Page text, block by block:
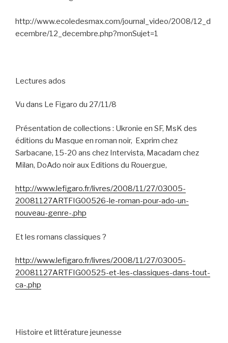
http://www.ecoledesmax.com/journal_video/2008/12_d
ecembre/12_decembre.php?monSujet=1
Lectures ados
Vu dans Le Figaro du 27/11/8
Présentation de collections : Ukronie en SF, MsK des
éditions du Masque en roman noir, Exprim chez
Sarbacane, 15-20 ans chez Intervista, Macadam chez
Milan, DoAdo noir aux Editions du Rouergue,
http://www.lefigaro.fr/livres/2008/11/27/03005-
20081127ARTFIG00526-le-roman-pour-ado-un-
nouveau-genre-.php
Et les romans classiques ?
http://www.lefigaro.fr/livres/2008/11/27/03005-
20081127ARTFIG00525-et-les-classiques-dans-tout-
ca-.php
Histoire et littérature jeunesse